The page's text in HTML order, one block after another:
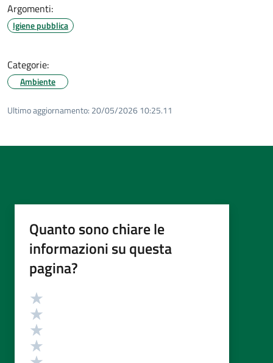
Argomenti:
Igiene pubblica
Categorie:
Ambiente
Ultimo aggiornamento: 20/05/2026 10:25.11
Quanto sono chiare le
informazioni su questa
pagina?
Valutazione